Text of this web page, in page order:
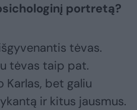
portretą?
tėvas.
tėvas taip pat.
Karlas, bet galiu
ir kitus jausmus.